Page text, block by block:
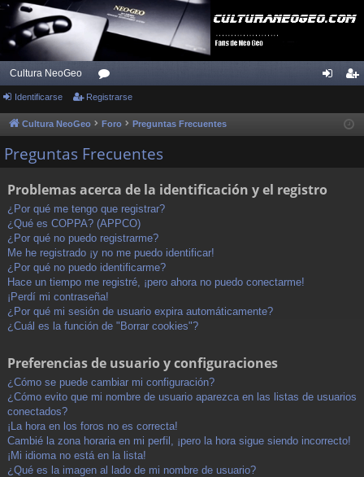
Cultura NeoGeo
or
os
se
ist
Identificarse Registrarse
Cultura NeoGeo Foro Preguntas Frecuentes
Preguntas Frecuentes
Problemas acerca de la identificación y el registro
¿Por qué me tengo que registrar?
¿Qué es COPPA? (APPCO)
¿Por qué no puedo registrarme?
Me he registrado ¡y no me puedo identificar!
¿Por qué no puedo identificarme?
Hace un tiempo me registré, ¡pero ahora no puedo conectarme!
¡Perdí mi contraseña!
¿Por qué mi sesión de usuario expira automáticamente?
¿Cuál es la función de "Borrar cookies"?
Preferencias de usuario y configuraciones
¿Cómo se puede cambiar mi configuración?
¿Cómo evito que mi nombre de usuario aparezca en las listas de usuarios
conectados?
¡La hora en los foros no es correcta!
Cambié la zona horaria en mi perfil, ¡pero la hora sigue siendo incorrecto!
¡Mi idioma no está en la lista!
¿Qué es la imagen al lado de mi nombre de usuario?